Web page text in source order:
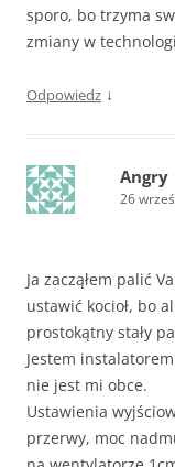
sporo, bo trzyma
zmiany w
Odpowiedz ↓
Angry
26
Ja zacząłem palić
ustawić kocioł, bo
prostokątny stały
Jestem
nie jest mi obce.
Ustawienia
przerwy, moc